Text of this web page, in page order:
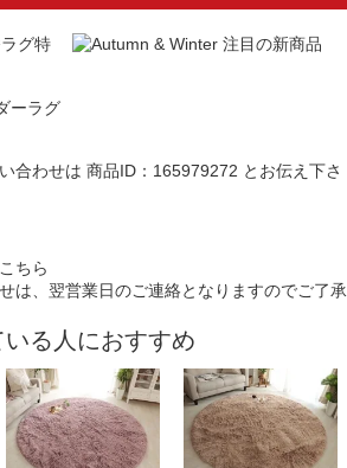
合わせは 商品ID：165979272 とお伝え下さ
ちら
は、翌営業日のご連絡となりますのでご了承
る人におすすめ